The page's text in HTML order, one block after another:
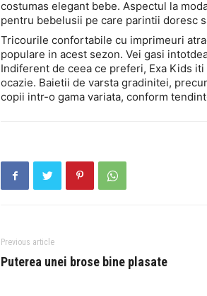
costumas elegant bebe. Aspectul la
pentru bebelusii pe care parintii doresc
Tricourile confortabile cu imprimeuri
populare in acest sezon. Vei gasi
Indiferent de ceea ce preferi, Exa Kids
ocazie. Baietii de varsta gradinitei,
copii intr-o gama variata, conform
Previous article
Puterea unei brose bine plasate